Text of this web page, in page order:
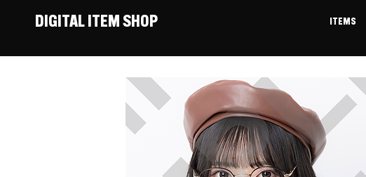
DIGITAL ITEM SHOP ITEMS